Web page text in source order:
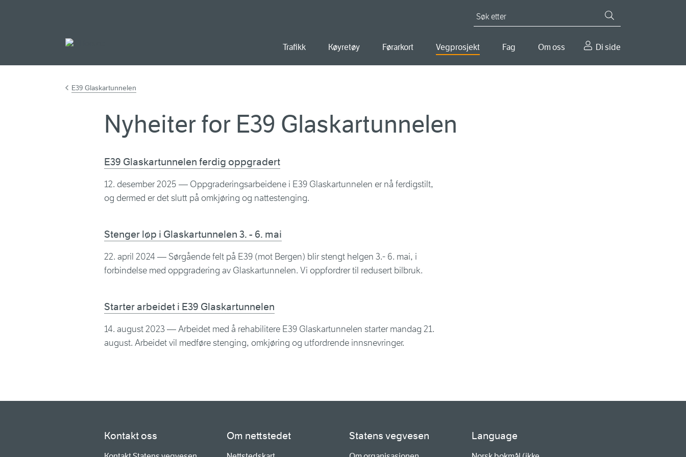
Trafikk Køyretøy Førarkort Vegprosjekt Fag Om oss Di side
E39 Glaskartunnelen
Nyheiter for E39 Glaskartunnelen
E39 Glaskartunnelen ferdig oppgradert
12. desember 2025 — Oppgraderingsarbeidene i E39 Glaskartunnelen er nå ferdigstilt,
og dermed er det slutt på omkjøring og nattestenging.
Stenger løp i Glaskartunnelen 3. - 6. mai
22. april 2024 — Sørgående felt på E39 (mot Bergen) blir stengt helgen 3.- 6. mai, i
forbindelse med oppgradering av Glaskartunnelen. Vi oppfordrer til redusert bilbruk.
Starter arbeidet i E39 Glaskartunnelen
14. august 2023— Arbeidet med å rehabilitere E39 Glaskartunnelen starter mandag 21.
august. Arbeidet vil medføre stenging, omkjøring og utfordrende innsnevringer.
Kontakt oss Om nettstedet Statens vegvesen Language